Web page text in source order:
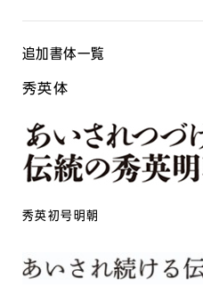
追加書体一覧
秀英体
秀英初号明朝